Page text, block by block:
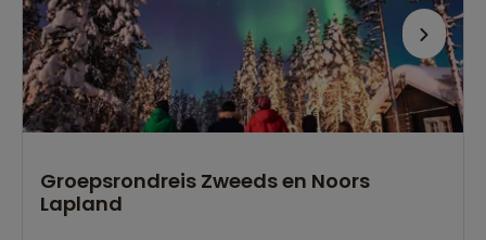
Groepsrondreis Zweeds en Noors
Lapland